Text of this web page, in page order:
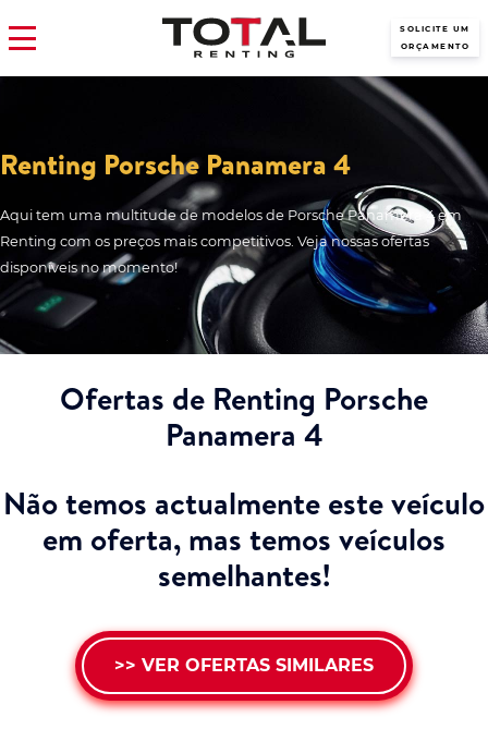
SOLICITE UM
ORÇAMENTO
Renting Porsche Panamera 4
Aqui tem uma multitude de modelos de Porsche Panamera 4 em
Renting com os preços mais competitivos. Veja nossas ofertas
disponíveis no momento!
Ofertas de Renting Porsche
Panamera 4
Não temos actualmente este veículo
em oferta, mas temos veículos
semelhantes!
>> VER OFERTAS SIMILARES